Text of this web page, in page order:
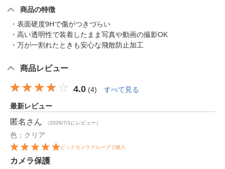
商品の特徴
・表面硬度9Hで傷がつきづらい
・高い透明性で装着したまま写真や動画の撮影OK
・万が一割れたときも安心な飛散防止加工
商品レビュー
4.0 (4) すべて見る
最新レビュー
匿名 さん （2026/7/1にレビュー）
色：クリア
ビックカメラグループで購入
カメラ保護